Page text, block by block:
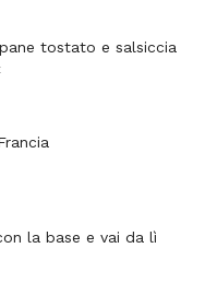
tostato e salsiccia
la base e vai da lì